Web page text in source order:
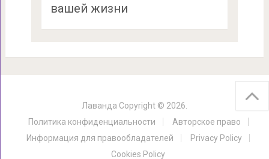
вашей жизни
Лаванда Copyright © 2026.
Политика конфиденциальности
Авторское право
Информация для правообладателей
Privacy Policy
Cookies Policy